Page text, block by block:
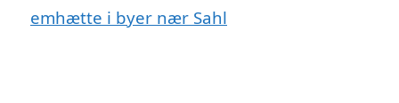
emhætte i byer nær Sahl